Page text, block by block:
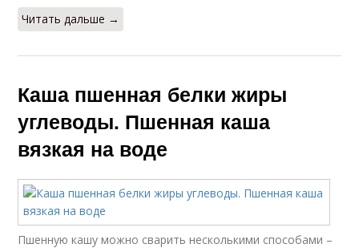
Читать дальше →
Каша пшенная белки жиры
углеводы. Пшенная каша
вязкая на воде
Пшенную кашу можно сварить несколькими способами –